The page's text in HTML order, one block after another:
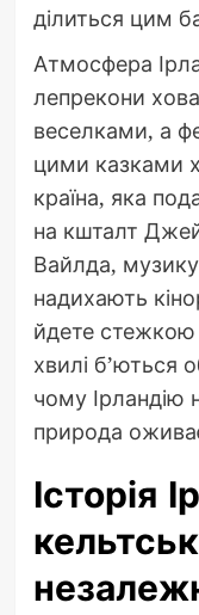
ділиться цим
Атмосфера
лепрекони
веселками, а
цими казками
країна, яка
на кшталт
Вайлда, музику
надихають
йдете
хвилі б’ються
чому Ірландію
природа
Історія